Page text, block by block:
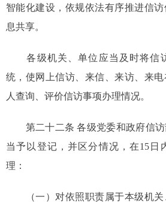
智能化建设，依规依法有序推进信
息共享。
各级机关、单位应当及时将信
统，使网上信访、来信、来访、来
人查询、评价信访事项办理情况。
第二十二条 各级党委和政府信访
当予以登记，并区分情况，在15日
理：
（一）对依照职责属于本级机关